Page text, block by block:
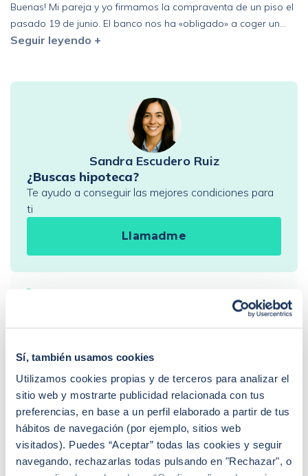
Sí, también usamos cookies
Utilizamos cookies propias y de terceros para analizar el
sitio web y mostrarte publicidad relacionada con tus
preferencias, en base a un perfil elaborado a partir de tus
hábitos de navegación (por ejemplo, sitios web
visitados). Puedes “Aceptar” todas las cookies y seguir
navegando, rechazarlas todas pulsando en "Rechazar", o
Buenas! Mi pareja y yo firmamos la compraventa de un piso el
pasado 19 de junio. El banco nos ha «obligado» a coger un
seguro de vida de prima única de 6 años y estamos pensando
Seguir leyendo +
¿Dónde puedo contactar con iAhorro?
¿Se puede cambiar de banco teniendo una
Si baja el euríbor, ¿baja la hipoteca?
¿Qué euríbor se aplica para revisar la hipoteca?
¿De qué depende la tasación de una vivienda?
¿Qué es la extinción de condominio con
compensación económica?
Sandra Escudero Ruiz
¿Buscas hipoteca?
Te ayudo a conseguir las mejores condiciones para
ti
Llamadme